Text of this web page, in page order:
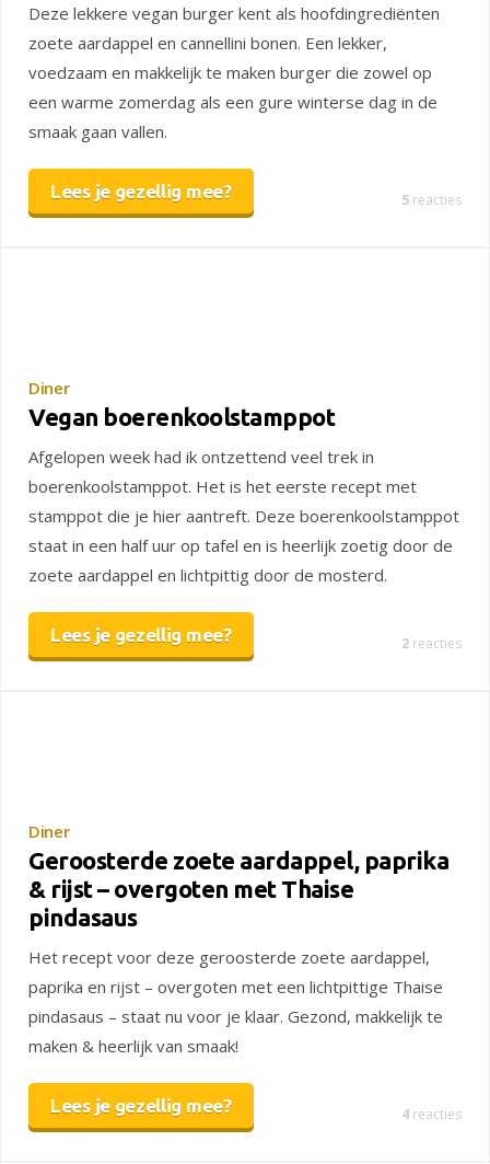
Deze lekkere vegan burger kent als hoofdingrediënten
zoete aardappel en cannellini bonen. Een lekker,
voedzaam en makkelijk te maken burger die zowel op
een warme zomerdag als een gure winterse dag in de
smaak gaan vallen.
Lees je gezellig mee? 5 reacties
Diner
Vegan boerenkoolstamppot
Afgelopen week had ik ontzettend veel trek in
boerenkoolstamppot. Het is het eerste recept met
stamppot die je hier aantreft. Deze boerenkoolstamppot
staat in een half uur op tafel en is heerlijk zoetig door de
zoete aardappel en lichtpittig door de mosterd.
Lees je gezellig mee? 2 reacties
Diner
Geroosterde zoete aardappel, paprika
& rijst – overgoten met Thaise
pindasaus
Het recept voor deze geroosterde zoete aardappel,
paprika en rijst – overgoten met een lichtpittige Thaise
pindasaus – staat nu voor je klaar. Gezond, makkelijk te
maken & heerlijk van smaak!
Lees je gezellig mee? 4 reacties